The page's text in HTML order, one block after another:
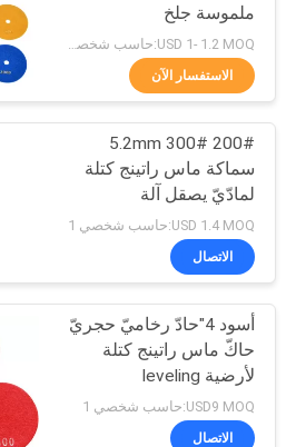
صوان أرضية
46
حجريّ أرضية
38
ملموسة جلخ
USD 1- 1.2 MOQ:حاسب شخصي 1
الاستفسار الآن
200# 300# 5.2mm
سماكة ماس راتينج كتلة
لمادّيّ يصقل آلة
USD 1.4 MOQ:حاسب شخصي 1
الاتصال
أسود 4"حادّ رخاميّ حجريّ
حاكّ ماس راتينج كتلة
لأرضية leveling
USD9 MOQ:حاسب شخصي 1
الاتصال